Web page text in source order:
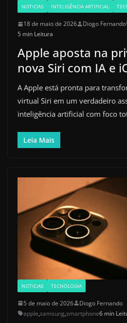
NOTICIAS INTELIGÊNCIA ARTIFICIAL
18 de maio de 2026 Diogo Fernando
5 min Leitura
Apple aposta na
nova Siri com IA e
A Apple está pronta para
virtual Siri em um verdadeiro
inteligência artificial com foco
Leia Mais
NOTICIAS TECNOLOGIA
5 de maio de 2026
Diogo Fernando
apple,samsung,smartphone6 min